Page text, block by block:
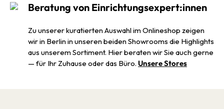
Beratung von Einrichtungsexpert:innen
Zu unserer kuratierten Auswahl im Onlineshop zeigen
wir in Berlin in unseren beiden Showrooms die Highlights
aus unserem Sortiment. Hier beraten wir Sie auch gerne
— für Ihr Zuhause oder das Büro. Unsere Stores